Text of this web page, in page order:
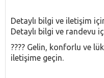
Detaylı bilgi ve iletişim
Detaylı bilgi ve randevu
???? Gelin, konforlu ve
iletişime geçin.